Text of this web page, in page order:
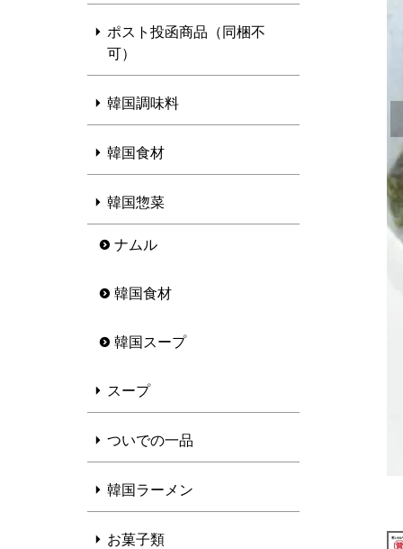
ポスト投函商品（同梱不
可）
韓国調味料
韓国食材
韓国惣菜
ナムル
韓国食材
韓国スープ
スープ
ついでの一品
韓国ラーメン
お菓子類